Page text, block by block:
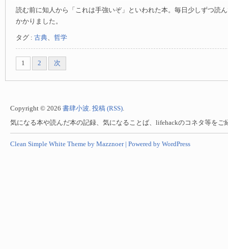
読む前に知人から「これは手強いぞ」といわれた本。毎日少しずつ読
かかりました。
タグ : 古典、 哲学
1 2 次
Copyright © 2026 書肆小波. 投稿 (RSS).
気になる本や読んだ本の記録、気になることば、lifehackのコネタ等をご
Clean Simple White Theme by Mazznoer | Powered by WordPress